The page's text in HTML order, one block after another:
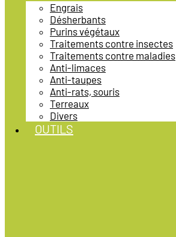
Engrais
Désherbants
Purins végétaux
Traitements contre insectes
Traitements contre maladies
Anti-limaces
Anti-taupes
Anti-rats, souris
Terreaux
Divers
OUTILS